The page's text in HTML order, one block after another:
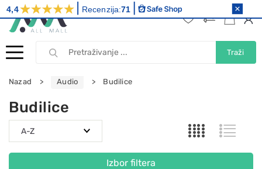
Traži
Nazad Audio Budilice
Budilice
Izbor filtera
4,4 Recenzija:71